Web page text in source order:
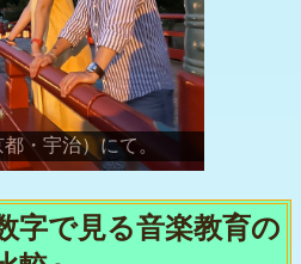
・宇治）にて。
字で見る音楽教育の